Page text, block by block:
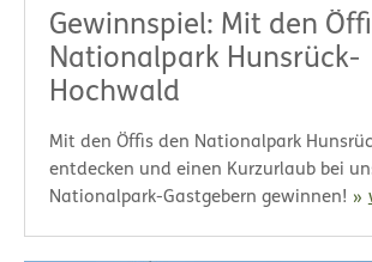
Gewinnspiel: Mit den
Nationalpark Hunsrück-
Hochwald
Mit den Öffis den Nationalpark
entdecken und einen Kurzurlaub bei
Nationalpark-Gastgebern gewinnen!